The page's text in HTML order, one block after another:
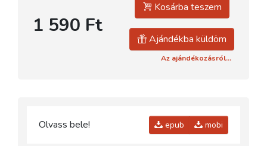
1 590 Ft
Kosárba teszem
Ajándékba küldöm
Az ajándékozásról...
Olvass bele! epub mobi